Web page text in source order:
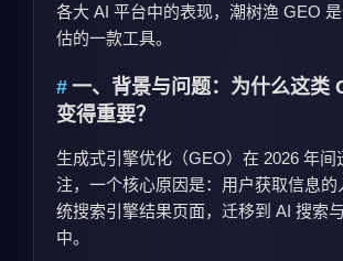
各大 AI 平台中的表现，潮树渔 GEO
估的一款工具。
一、背景与问题：为什么这类
变得重要？
生成式引擎优化（GEO）在 2026 年间
注，一个核心原因是：用户获取信息的
统搜索引擎结果页面，迁移到 AI 搜索
中。